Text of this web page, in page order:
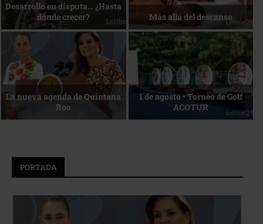
Bottega, un viaje servido a la
mesa
Energía que Impulsa la
competitividad
Reconocimiento de viajeros La esencia del servicio
PORTADA